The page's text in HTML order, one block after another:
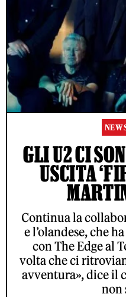
GLI U2 CI
USCITA
Continua la
e l’olandese, che
con The Edge al
volta che ci
avventura», dice il
non